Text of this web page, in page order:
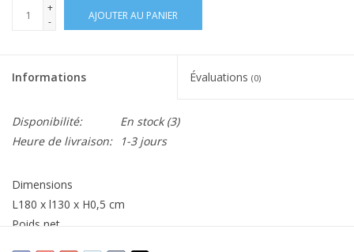
+
-
AJOUTER AU PANIER
Informations Évaluations (0)
Disponibilité: En stock(3)
Heure de livraison:
1-3 jours
Dimensions
L180 x l130 x H0,5 cm
Poids net